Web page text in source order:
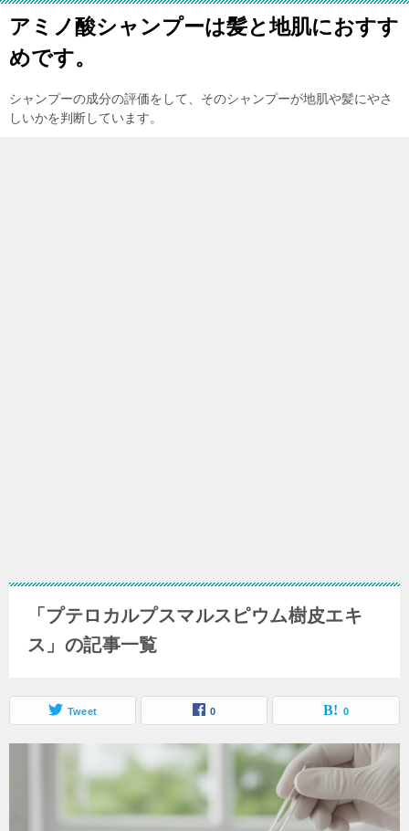
アミノ酸シャンプーは髪と地肌におすす
めです。
シャンプーの成分の評価をして、そのシャンプーが地肌や髪にやさ
しいかを判断しています。
「プテロカルプスマルスピウム樹皮エキ
ス」の記事一覧
Tweet 0 0